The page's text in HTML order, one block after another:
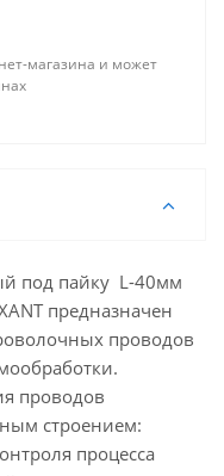
магазина и может
под пайку L-40мм
предназначен
проводов
проводов
строением:
процесса